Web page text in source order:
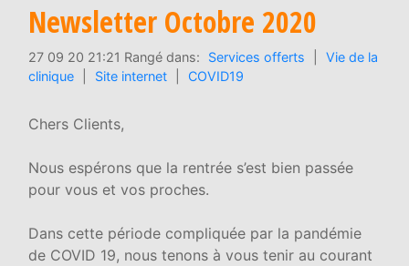
Newsletter Octobre 2020
27 09 20 21:21 Rangé dans: Services offerts
Vie de la
clinique
Site internet COVID19
Chers Clients,
Nous espérons que la rentrée s’est bien passée
pour vous et vos proches.
Dans cette période compliquée par la pandémie
de COVID 19, nous tenons à vous tenir au courant